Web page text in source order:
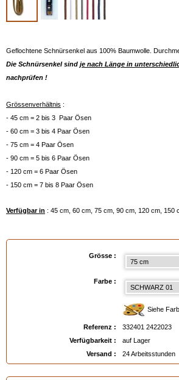
Geflochtene Schnürsenkel aus 100% Baumwolle.
Die Schnürsenkel sind je nach Länge in
nachprüfen !
Grössenverhältnis :
- 45 cm = 2 bis 3 Paar Ösen
- 60 cm = 3 bis 4 Paar Ösen
- 75 cm = 4 Paar Ösen
- 90 cm = 5 bis 6 Paar Ösen
- 120 cm = 6 Paar Ösen
- 150 cm = 7 bis 8 Paar Ösen
Verfügbar in : 45 cm, 60 cm, 75 cm, 90 cm, 120 cm, 150
Grösse :
Farbe :
Siehe
Referenz :
332401 2422023
Verfügbarkeit :
auf Lager
Versand :
24 Arbeitsstunden